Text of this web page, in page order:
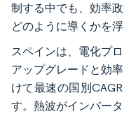
制する中でも、効率
どのように導くかを
スペインは、電化プ
アップグレードと効
けて最速の国別
す。熱波がインバー